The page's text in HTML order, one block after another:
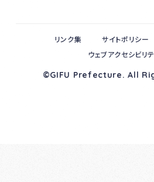
©GIFU Prefecture. All
リンク集 サイトポリシー
ウェブアクセシビリ